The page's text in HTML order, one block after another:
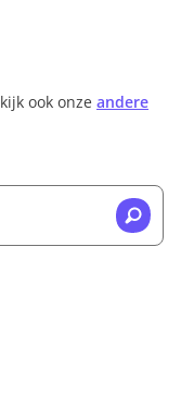
ook onze andere